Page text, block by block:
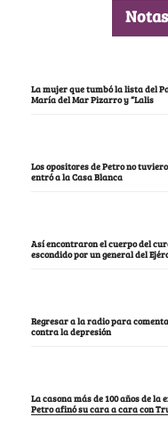
La mujer que tumbó la lista del
María del Mar Pizarro y “Lalis
Los opositores de Petro no
entró a la Casa Blanca
Así encontraron el cuerpo del
escondido por un general del
Regresar a la radio para
contra la depresión
La casona más de 100 años de
Petro afinó su cara a cara con